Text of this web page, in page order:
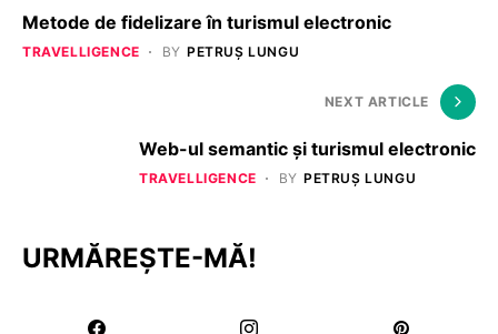
Metode de fidelizare în turismul electronic
TRAVELLIGENCE BY PETRUȘ LUNGU
NEXT ARTICLE
Web-ul semantic şi turismul electronic
TRAVELLIGENCE BY PETRUȘ LUNGU
URMĂREȘTE-MĂ!